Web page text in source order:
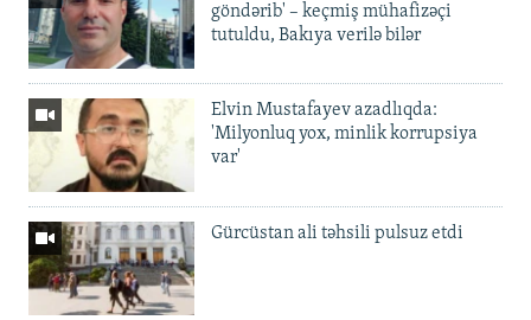
göndərib' – keçmiş mühafizəçi
tutuldu, Bakıya verilə bilər
Elvin Mustafayev azadlıqda:
'Milyonluq yox, minlik korrupsiya
var'
Gürcüstan ali təhsili pulsuz etdi